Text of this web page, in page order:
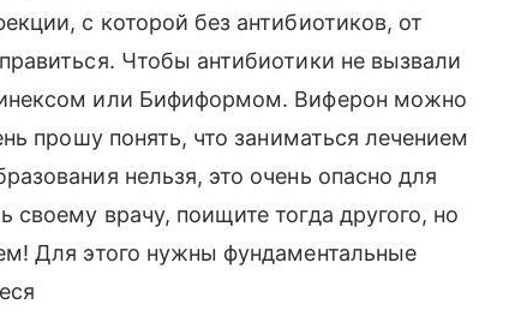
с которой без антибиотиков, от
Чтобы антибиотики не вызвали
или Бифиформом. Виферон можно
прошу понять, что заниматься лечением
нельзя, это очень опасно для
врачу, поищите тогда другого, но
Для этого нужны фундаментальные